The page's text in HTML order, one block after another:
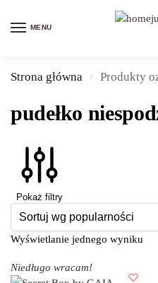
MENU
Strona główna / Produkty
pudełko
Pokaż filtry
Wyświetlanie jednego wyniku
Niedługo wracam!